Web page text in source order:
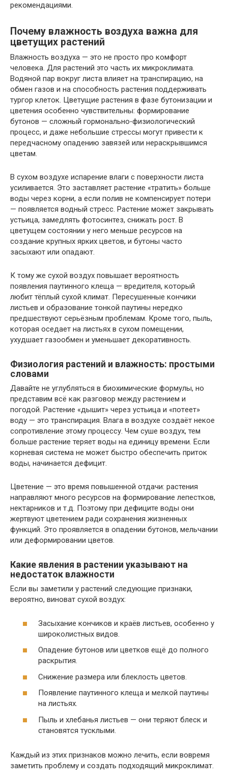
рекомендациями.
Почему влажность воздуха важна для
цветущих растений
Влажность воздуха — это не просто про комфорт
человека. Для растений это часть их микроклимата.
Водяной пар вокруг листа влияет на транспирацию, на
обмен газов и на способность растения поддерживать
тургор клеток. Цветущие растения в фазе бутонизации и
цветения особенно чувствительны: формирование
бутонов — сложный гормонально‑физиологический
процесс, и даже небольшие стрессы могут привести к
передчасному опадению завязей или нераскрывшимся
цветам.
В сухом воздухе испарение влаги с поверхности листа
усиливается. Это заставляет растение «тратить» больше
воды через корни, а если полив не компенсирует потери
— появляется водный стресс. Растение может закрывать
устьица, замедлять фотосинтез, снижать рост. В
цветущем состоянии у него меньше ресурсов на
создание крупных ярких цветов, и бутоны часто
засыхают или опадают.
К тому же сухой воздух повышает вероятность
появления паутинного клеща — вредителя, который
любит тёплый сухой климат. Пересушенные кончики
листьев и образование тонкой паутины нередко
предшествуют серьёзным проблемам. Кроме того, пыль,
которая оседает на листьях в сухом помещении,
ухудшает газообмен и уменьшает декоративность.
Физиология растений и влажность: простыми
словами
Давайте не углубляться в биохимические формулы, но
представим всё как разговор между растением и
погодой. Растение «дышит» через устьица и «потeет»
воду — это транспирация. Влага в воздухе создаёт некое
сопротивление этому процессу. Чем суше воздух, тем
больше растение теряет воды на единицу времени. Если
корневая система не может быстро обеспечить приток
воды, начинается дефицит.
Цветение — это время повышенной отдачи: растения
направляют много ресурсов на формирование лепестков,
нектарников и т.д. Поэтому при дефиците воды они
жертвуют цветением ради сохранения жизненных
функций. Это проявляется в опадении бутонов, мельчании
или деформировании цветов.
Какие явления в растении указывают на
недостаток влажности
Если вы заметили у растений следующие признаки,
вероятно, виноват сухой воздух:
Засыхание кончиков и краёв листьев, особенно у
широколистных видов.
Опадение бутонов или цветков ещё до полного
раскрытия.
Снижение размера или блеклость цветов.
Появление паутинного клеща и мелкой паутины
на листьях.
Пыль и хлебанья листьев — они теряют блеск и
становятcя тусклыми.
Каждый из этих признаков можно лечить, если вовремя
заметить проблему и создать подходящий микроклимат.